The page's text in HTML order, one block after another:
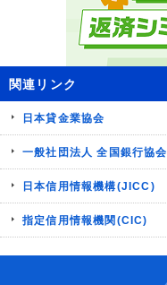
関連リンク
日本貸金業協会
一般社団法人 全国銀行協会
日本信用情報機構(JICC)
指定信用情報機関(CIC)